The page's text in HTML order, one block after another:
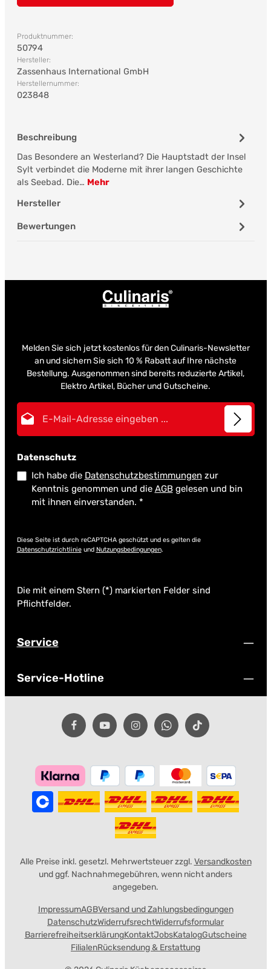
Produktnummer:
50794
Hersteller:
Zassenhaus International GmbH
Herstellernummer:
023848
Beschreibung
Das Besondere an Westerland? Die Hauptstadt der Insel
Sylt verbindet die Moderne mit ihrer langen Geschichte
als Seebad. Die… Mehr
Hersteller
Bewertungen
Melden Sie sich jetzt kostenlos für den Culinaris-Newsletter
an und sichern Sie sich 10 % Rabatt auf Ihre nächste
Bestellung. Ausgenommen sind bereits reduzierte Artikel,
Elektro Artikel, Bücher und Gutscheine.
Datenschutz
Ich habe die Datenschutzbestimmungen zur
Kenntnis genommen und die AGBgelesen und bin
mit ihnen einverstanden. *
Diese Seite ist durch reCAPTCHA geschützt und es gelten die
Datenschutzrichtlinieund Nutzungsbedingungen.
Die mit einem Stern (*) markierten Felder sind
Pflichtfelder.
Service
Service-Hotline
Alle Preise inkl. gesetzl. Mehrwertsteuer zzgl. Versandkosten
und ggf. Nachnahmegebühren, wenn nicht anders
angegeben.
ImpressumAGBVersand und Zahlungsbedingungen
DatenschutzWiderrufsrechtWiderrufsformular
BarrierefreiheitserklärungKontaktJobsKatalogGutscheine
FilialenRücksendung & Erstattung